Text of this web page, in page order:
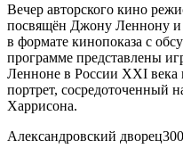
Вечер авторского кино
посвящён Джону Леннону
в формате кинопоказа с
программе представлены
Ленноне в России XXI
портрет, сосредоточенный
Харрисона.
Александровский